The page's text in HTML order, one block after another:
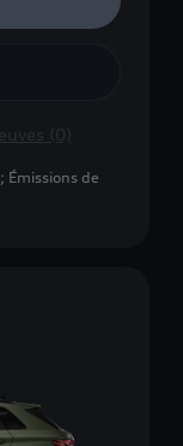
(0)
; Émissions de